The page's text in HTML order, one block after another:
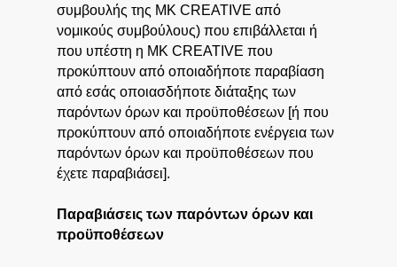
συμβουλής της MK CREATIVE από
νομικούς συμβούλους) που επιβάλλεται ή
που υπέστη η MK CREATIVE που
προκύπτουν από οποιαδήποτε παραβίαση
από εσάς οποιασδήποτε διάταξης των
παρόντων όρων και προϋποθέσεων [ή που
προκύπτουν από οποιαδήποτε ενέργεια των
παρόντων όρων και προϋποθέσεων που
έχετε παραβιάσει].
Παραβιάσεις των παρόντων όρων και
προϋποθέσεων